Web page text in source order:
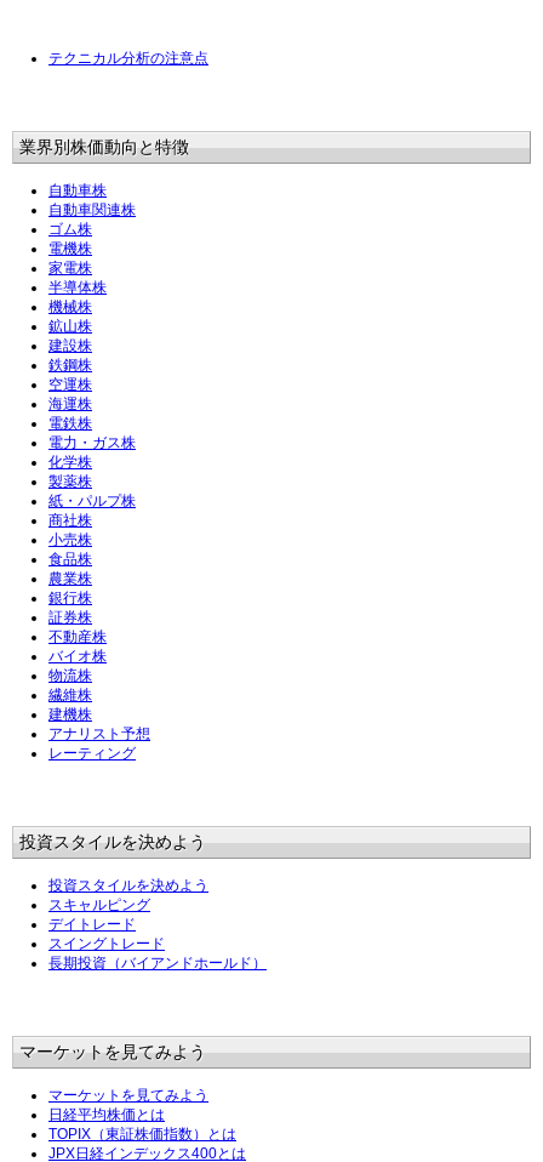
テクニカル分析の注意点
業界別株価動向と特徴
自動車株
自動車関連株
ゴム株
電機株
家電株
半導体株
機械株
鉱山株
建設株
鉄鋼株
空運株
海運株
電鉄株
電力・ガス株
化学株
製薬株
紙・パルプ株
商社株
小売株
食品株
農業株
銀行株
証券株
不動産株
バイオ株
物流株
繊維株
建機株
アナリスト予想
レーティング
投資スタイルを決めよう
投資スタイルを決めよう
スキャルピング
デイトレード
スイングトレード
長期投資（バイアンドホールド）
マーケットを見てみよう
マーケットを見てみよう
日経平均株価とは
TOPIX（東証株価指数）とは
JPX日経インデックス400とは